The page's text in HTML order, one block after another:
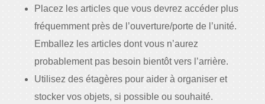
Placez les articles que vous devrez accéder plus
fréquemment près de l’ouverture/porte de l’unité.
Emballez les articles dont vous n’aurez
probablement pas besoin bientôt vers l’arrière.
Utilisez des étagères pour aider à organiser et
stocker vos objets, si possible ou souhaité.